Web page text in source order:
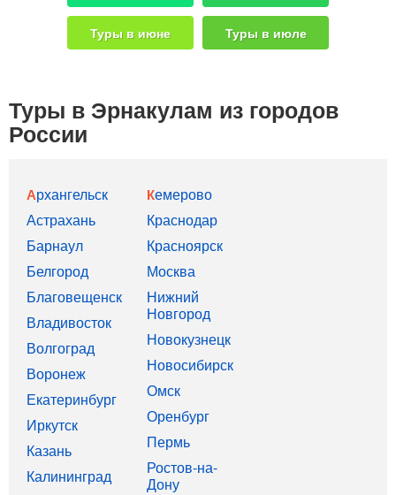
Туры в июне Туры в июле
Туры в Эрнакулам из городов
России
Архангельск
Астрахань
Барнаул
Белгород
Благовещенск
Владивосток
Волгоград
Воронеж
Екатеринбург
Иркутск
Казань
Калининград
Кемерово
Краснодар
Красноярск
Москва
Нижний
Новгород
Новокузнецк
Новосибирск
Омск
Оренбург
Пермь
Ростов-на-
Дону